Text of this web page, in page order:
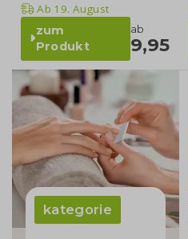
Ab 19. August
zum
Produkt
ab
9,95
kategorie